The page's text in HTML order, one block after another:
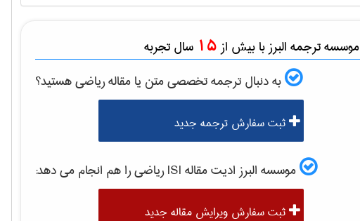
موسسه ترجمه البرز با بیش از 15 سال تجربه
به دنبال ترجمه تخصصی متن یا مقالهرياضیهستید؟
ثبت سفارش ترجمه جدید
موسسه البرز ادیت مقاله ISI رياضیرا هم انجام می دهد:
ثبت سفارش ویرایش مقاله جدید